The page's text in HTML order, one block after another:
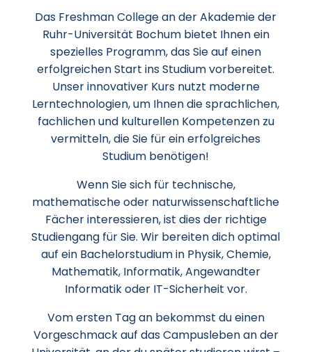
Das Freshman College an der Akademie der
Ruhr-Universität Bochum bietet Ihnen ein
spezielles Programm, das Sie auf einen
erfolgreichen Start ins Studium vorbereitet.
Unser innovativer Kurs nutzt moderne
Lerntechnologien, um Ihnen die sprachlichen,
fachlichen und kulturellen Kompetenzen zu
vermitteln, die Sie für ein erfolgreiches
Studium benötigen!
Wenn Sie sich für technische,
mathematische oder naturwissenschaftliche
Fächer interessieren, ist dies der richtige
Studiengang für Sie.Wir bereiten dich optimal
auf ein Bachelorstudium in Physik, Chemie,
Mathematik, Informatik, Angewandter
Informatik oder IT-Sicherheit vor.
Vom ersten Tag an bekommst du einen
Vorgeschmack auf das Campusleben an der